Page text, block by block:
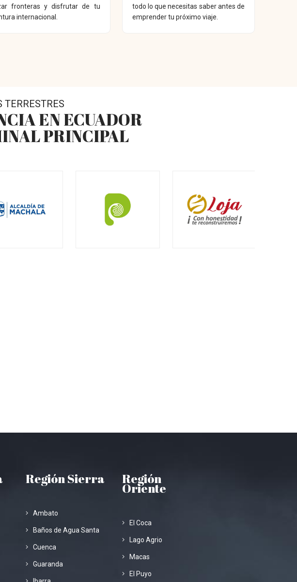
fronteras y disfrutar de tu
internacional.
todo lo que necesitas saber antes de
emprender tu próximo viaje.
TERRESTRES
EN ECUADOR
PRINCIPAL
Región Sierra
Ambato
Baños de Agua Santa
Cuenca
Guaranda
Región
Oriente
El Coca
Lago Agrio
Macas
El Puyo